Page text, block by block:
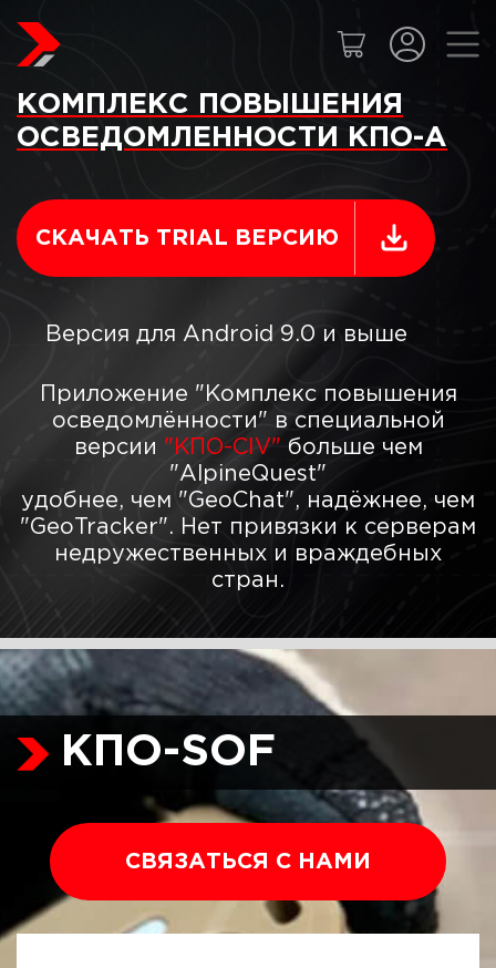
КОМПЛЕКС ПОВЫШЕНИЯ
ОСВЕДОМЛЕННОСТИ КПО-А
СКАЧАТЬ TRIAL ВЕРСИЮ
Версия для Android 9.0 и выше
Приложение "Комплекс повышения
осведомлённости" в специальной
версии "КПО-CIV" больше чем
"AlpineQuest"
удобнее, чем "GeoChat", надёжнее, чем
"GeoTracker". Нет привязки к серверам
недружественных и враждебных
стран.
КПО-SOF
СВЯЗАТЬСЯ С НАМИ